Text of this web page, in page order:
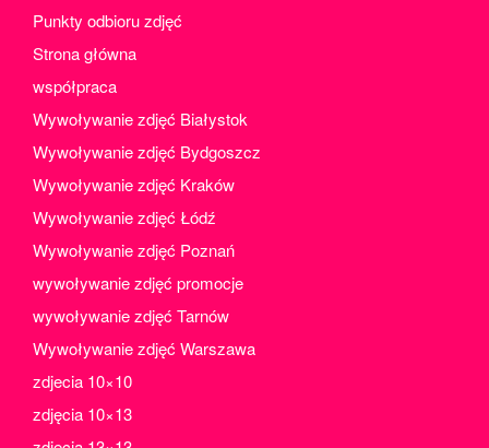
Punkty odbioru zdjęć
Strona główna
współpraca
Wywoływanie zdjęć Białystok
Wywoływanie zdjęć Bydgoszcz
Wywoływanie zdjęć Kraków
Wywoływanie zdjęć Łódź
Wywoływanie zdjęć Poznań
wywoływanie zdjęć promocje
wywoływanie zdjęć Tarnów
Wywoływanie zdjęć Warszawa
zdjecia 10×10
zdjęcia 10×13